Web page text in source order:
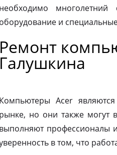
необходимо многолетний
оборудование и
Ремонт
Галушкина
Компьютеры Acer
рынке, но они также могут
выполняют профессионалы
в том, что